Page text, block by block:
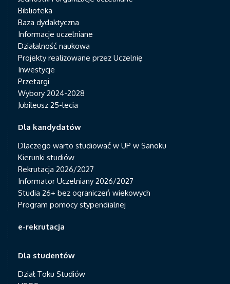
Biblioteka
Baza dydaktyczna
Informacje uczelniane
Działalność naukowa
Projekty realizowane przez Uczelnię
Inwestycje
Przetargi
Wybory 2024-2028
Jubileusz 25-lecia
Dla kandydatów
Dlaczego warto studiować w UP w Sanoku
Kierunki studiów
Rekrutacja 2026/2027
Informator Uczelniany 2026/2027
Studia 26+ bez ograniczeń wiekowych
Program pomocy stypendialnej
e-rekrutacja
Dla studentów
Dział Toku Studiów